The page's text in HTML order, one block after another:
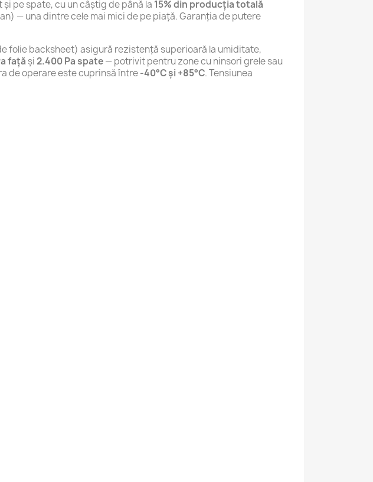
pe spate, cu un câștig de până la 15% din producția totală
an) — una dintre cele mai mici de pe piață. Garanția de putere
folie backsheet) asigură rezistență superioară la umiditate,
față și 2.400 Pa spate— potrivit pentru zone cu ninsori grele sau
de operare este cuprinsă între-40°C și +85°C. Tensiunea